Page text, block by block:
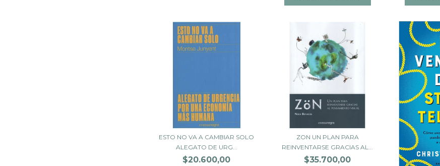
ESTO NO VA A CAMBIAR SOLO
ALEGATO DE URG...
$20.600,00
ZON UN PLAN PARA
REINVENTARSE GRACIAS AL...
$35.700,00